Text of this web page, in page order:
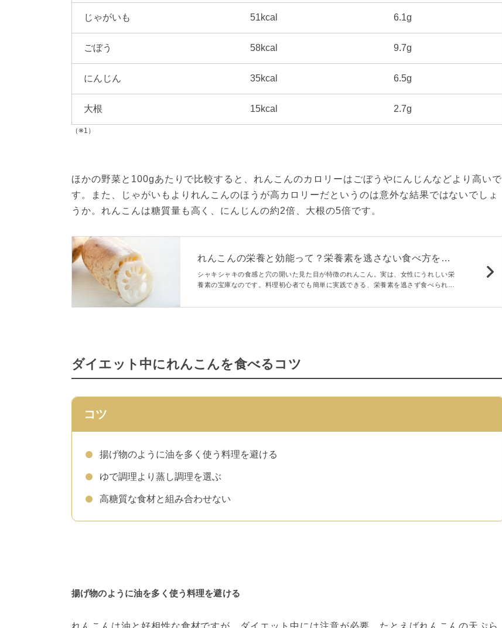
じゃがいも 51kcal 6.1g
ごぼう 58kcal 9.7g
にんじん 35kcal 6.5g
大根 15kcal 2.7g
（※1）
ほかの野菜と100gあたりで比較すると、れんこんのカロリーはごぼうやにんじんなどより高いで
す。また、じゃがいもよりれんこんのほうが高カロリーだというのは意外な結果ではないでしょ
うか。れんこんは糖質量も高く、にんじんの約2倍、大根の5倍です。
れんこんの栄養と効能って？栄養素を逃さない食べ方を管
理栄養士が伝授！
シャキシャキの食感と穴の開いた見た目が特徴のれんこん。実は、女性にうれしい栄
養素の宝庫なのです。料理初心者でも簡単に実践できる、栄養素を逃さず食べられる
の選び方や保存方法もチェックしてみてくださいね。
ダイエット中にれんこんを食べるコツ
コツ
揚げ物のように油を多く使う料理を避ける
ゆで調理より蒸し調理を選ぶ
高糖質な食材と組み合わせない
揚げ物のように油を多く使う料理を避ける